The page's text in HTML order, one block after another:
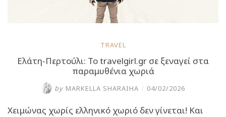
TRAVEL
Ελάτη-Περτούλι: Το travelgirl.gr σε ξεναγεί στα
παραμυθένια χωριά
by MARKELLA SHARAIHA / 04/02/2026
Χειμώνας χωρίς ελληνικό χωριό δεν γίνεται! Και